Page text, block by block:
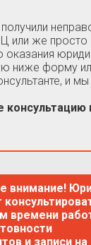
или же просто
ниже форму
и
консультацию
внимание!
времени
и записи на